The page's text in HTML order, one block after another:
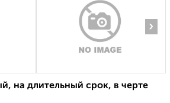
›
на длительный срок, в черте